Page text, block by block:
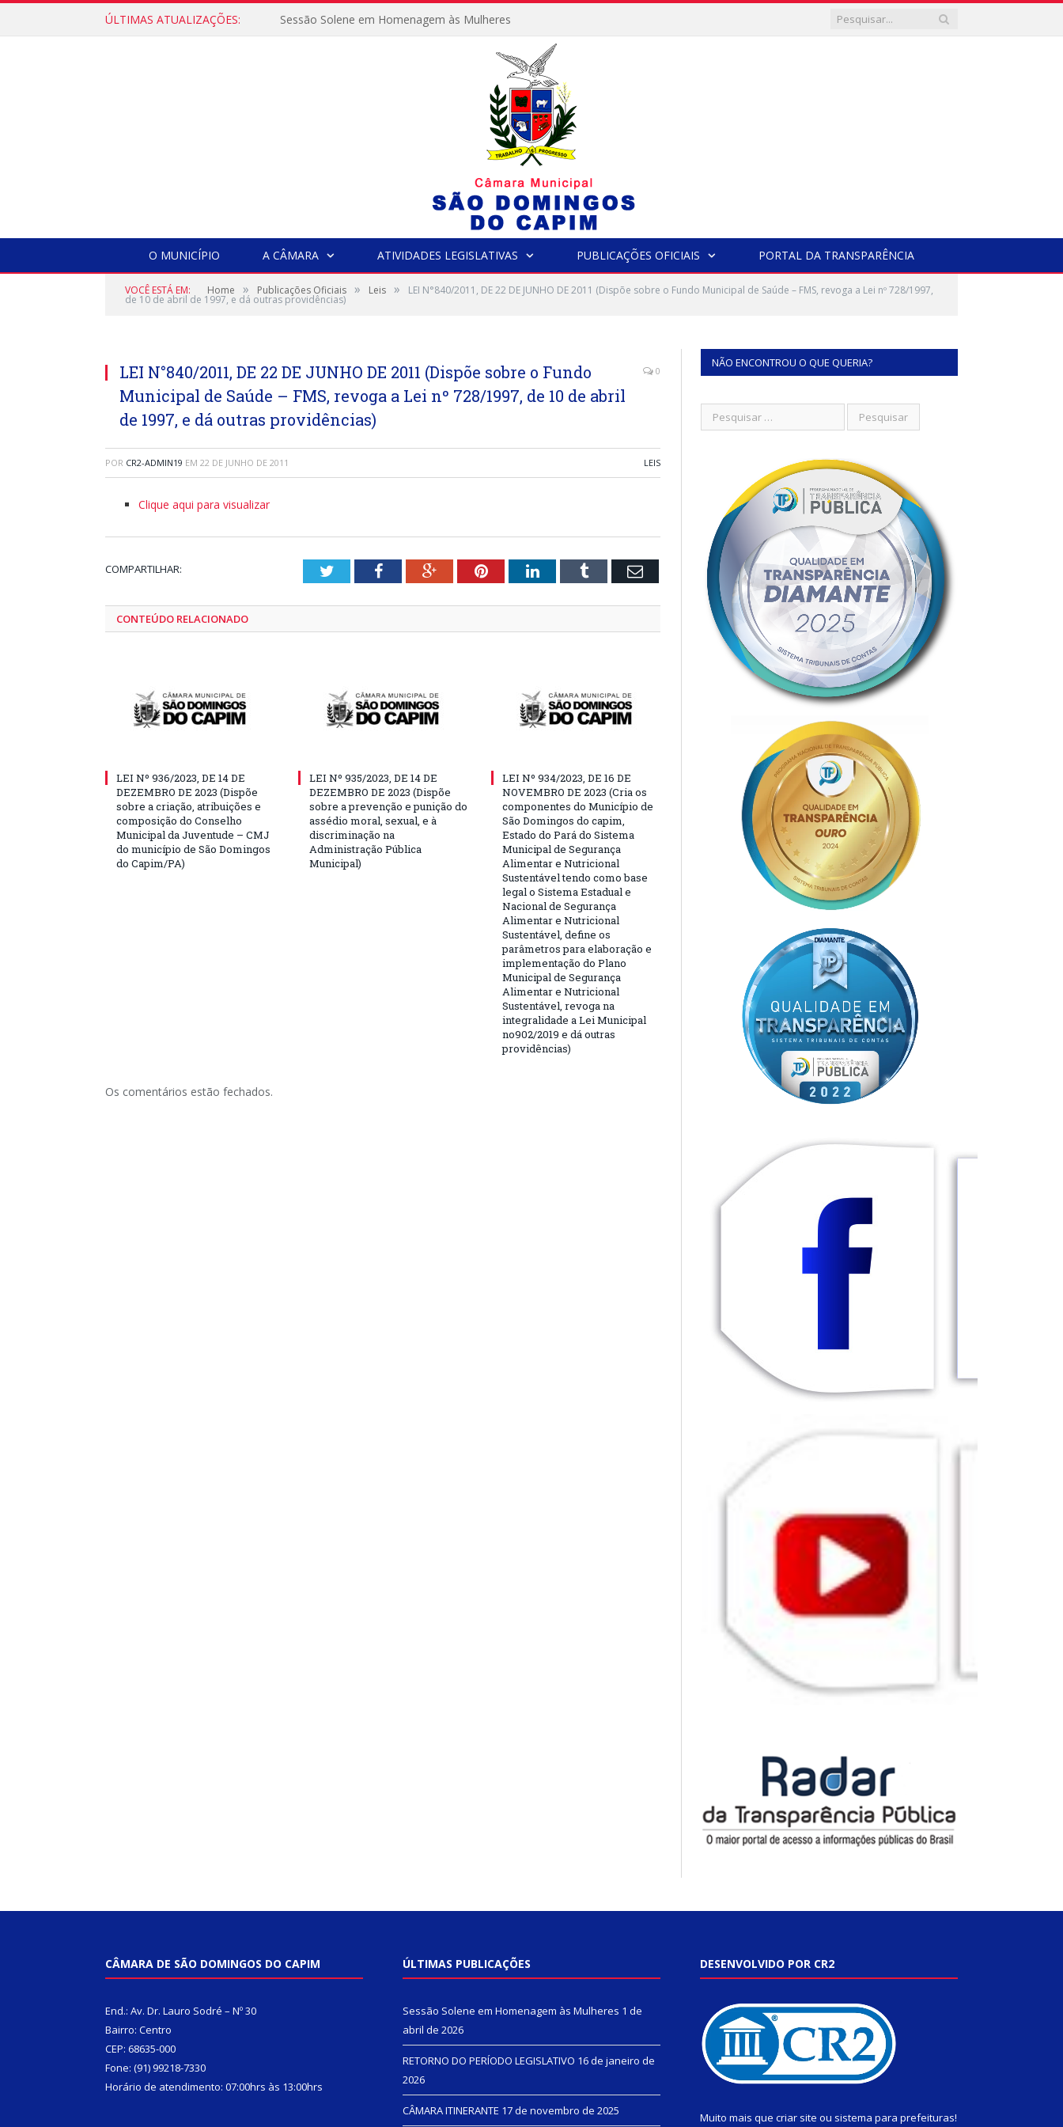
ÚLTIMAS ATUALIZAÇÕES: Sessão Solene em Homenagem às Mulheres
O MUNICÍPIO A CÂMARA ATIVIDADES LEGISLATIVAS PUBLICAÇÕES OFICIAIS PORTAL DA TRANSPARÊNCIA
VOCÊ ESTÁ EM: Home » Publicações Oficiais » Leis » LEI N°840/2011, DE 22 DE JUNHO DE 2011 (Dispõe sobre o Fundo Municipal de Saúde – FMS, revoga a Lei nº 728/1997,
de 10 de abril de 1997, e dá outras providências)
LEI N°840/2011, DE 22 DE JUNHO DE 2011 (Dispõe sobre o Fundo
Municipal de Saúde – FMS, revoga a Lei nº 728/1997, de 10 de abril
de 1997, e dá outras providências)
0
POR CR2-ADMIN19 EM 22 DE JUNHO DE 2011 LEIS
Clique aqui para visualizar
COMPARTILHAR: TwitterFacebookGoogle+PinterestLinkedInTumblr Email
CONTEÚDO RELACIONADO
LEI Nº 936/2023, DE 14 DE
DEZEMBRO DE 2023 (Dispõe
sobre a criação, atribuições e
composição do Conselho
Municipal da Juventude – CMJ
do município de São Domingos
do Capim/PA)
LEI Nº 935/2023, DE 14 DE
DEZEMBRO DE 2023 (Dispõe
sobre a prevenção e punição do
assédio moral, sexual, e à
discriminação na
Administração Pública
Municipal)
LEI Nº 934/2023, DE 16 DE
NOVEMBRO DE 2023 (Cria os
componentes do Município de
São Domingos do capim,
Estado do Pará do Sistema
Municipal de Segurança
Alimentar e Nutricional
Sustentável tendo como base
legal o Sistema Estadual e
Nacional de Segurança
Alimentar e Nutricional
Sustentável, define os
parâmetros para elaboração e
implementação do Plano
Municipal de Segurança
Alimentar e Nutricional
Sustentável, revoga na
integralidade a Lei Municipal
no902/2019 e dá outras
providências)
Os comentários estão fechados.
NÃO ENCONTROU O QUE QUERIA?
CÂMARA DE SÃO DOMINGOS DO CAPIM
End.: Av. Dr. Lauro Sodré – Nº 30
Bairro: Centro
CEP: 68635-000
Fone: (91) 99218-7330
Horário de atendimento: 07:00hrs às 13:00hrs
ÚLTIMAS PUBLICAÇÕES
Sessão Solene em Homenagem às Mulheres 1 de
abril de 2026
RETORNO DO PERÍODO LEGISLATIVO 16 de janeiro de
2026
CÂMARA ITINERANTE 17 de novembro de 2025
DESENVOLVIDO POR CR2
Muito mais que criar site ou sistema para prefeituras!